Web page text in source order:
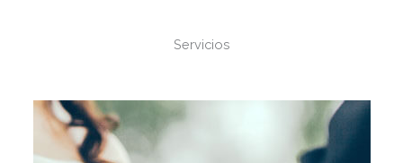
Servicios